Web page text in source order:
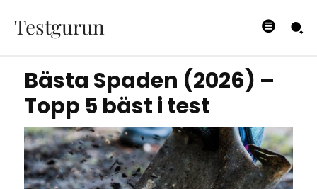
Testgurun
07/08/2023
Bästa Spaden (2026) –
Topp 5 bäst i test